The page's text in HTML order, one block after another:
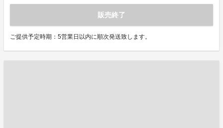
販売終了
ご提供予定時期：5営業日以内に順次発送致します。